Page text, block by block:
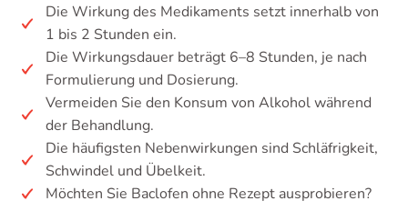
Die Wirkung des Medikaments setzt innerhalb von
1 bis 2 Stunden ein.
Die Wirkungsdauer beträgt 6–8 Stunden, je nach
Formulierung und Dosierung.
Vermeiden Sie den Konsum von Alkohol während
der Behandlung.
Die häufigsten Nebenwirkungen sind Schläfrigkeit,
Schwindel und Übelkeit.
Möchten Sie Baclofen ohne Rezept ausprobieren?